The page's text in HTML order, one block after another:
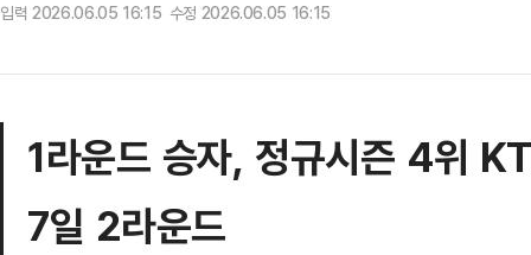
입력 2026.06.05 16:15 수정 2026.06.05 16:15
1라운드 승자, 정규시즌 4위
7일 2라운드